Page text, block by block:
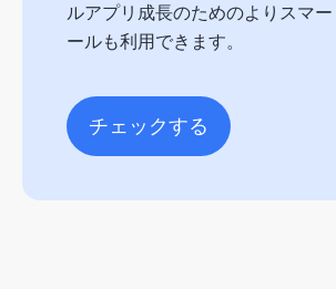
ルアプリ成長のためのよりスマ
ールも利用できます。
チェックする